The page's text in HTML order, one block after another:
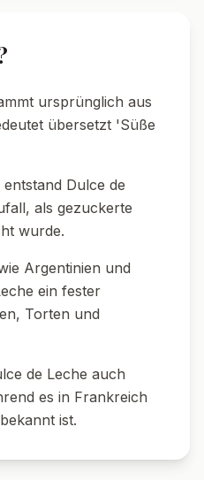
ursprünglich aus
übersetzt 'Süße
Dulce de
als gezuckerte
wurde.
Argentinien und
ein fester
Torten und
de Leche auch
es in Frankreich
ist.